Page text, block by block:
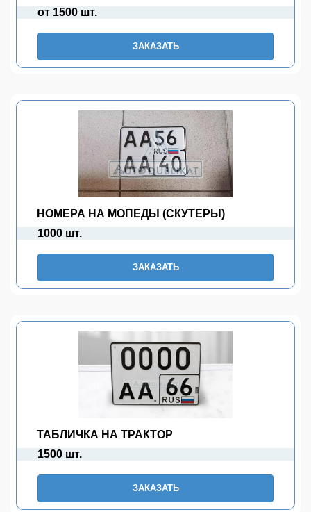
от 1500 шт.
ЗАКАЗАТЬ
НОМЕРА НА МОПЕДЫ (СКУТЕРЫ)
1000 шт.
ЗАКАЗАТЬ
ТАБЛИЧКА НА ТРАКТОР
1500 шт.
ЗАКАЗАТЬ